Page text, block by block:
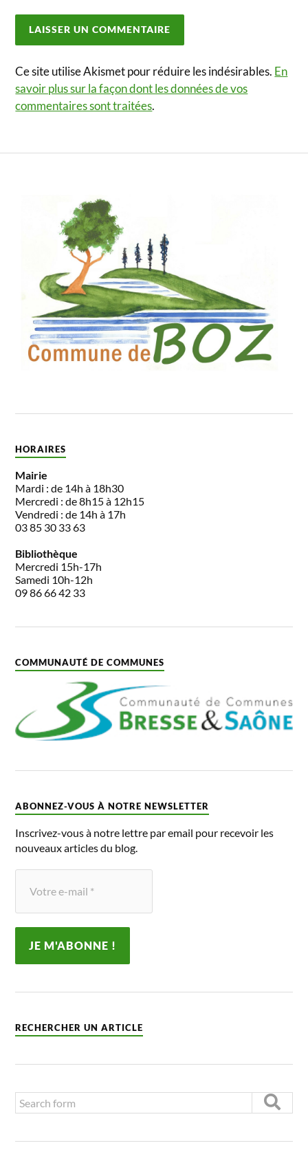
Ce site utilise Akismet pour réduire les indésirables. En
savoir plus sur la façon dont les données de vos
commentaires sont traitées.
HORAIRES
Mairie
Mardi : de 14h à 18h30
Mercredi : de 8h15 à 12h15
Vendredi : de 14h à 17h
03 85 30 33 63
Bibliothèque
Mercredi 15h-17h
Samedi 10h-12h
09 86 66 42 33
COMMUNAUTÉ DE COMMUNES
ABONNEZ-VOUS À NOTRE NEWSLETTER
Inscrivez-vous à notre lettre par email pour recevoir les
nouveaux articles du blog.
RECHERCHER UN ARTICLE